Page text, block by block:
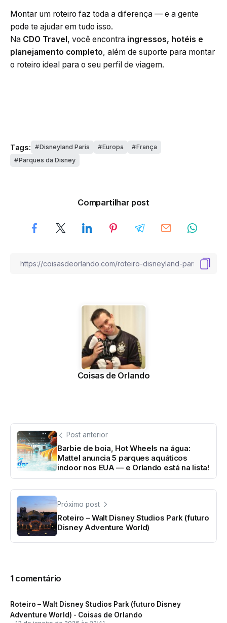
Montar um roteiro faz toda a diferença — e a gente
pode te ajudar em tudo isso.
Na CDO Travel, você encontra ingressos, hotéis e
planejamento completo, além de suporte para montar
o roteiro ideal para o seu perfil de viagem.
Tags: Disneyland Paris Europa
França
Parques da Disney
Compartilhar post
Coisas de Orlando
Post anterior
Barbie de boia, Hot Wheels na água:
Mattel anuncia 5 parques aquáticos
indoor nos EUA — e Orlando está na lista!
Próximo post
Roteiro – Walt Disney Studios Park (futuro
Disney Adventure World)
1 comentário
Roteiro – Walt Disney Studios Park (futuro Disney
Adventure World) - Coisas de Orlando